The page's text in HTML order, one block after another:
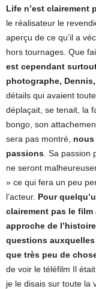
Life n’est clairement
le réalisateur le
aperçu de ce qu’il a
hors tournages. Que
est cependant
photographe,
détails qui avaient
déplaçait, se tenait, la
bongo, son
sera pas montré, nous
passions . Sa
ne seront
» ce qui fera un peu
l’acteur. Pour
clairement pas le film
approche de
questions
que très peu de
de voir le téléfilm Il
je le disais sur toute la